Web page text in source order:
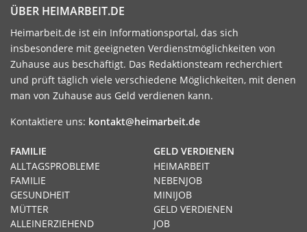
ÜBER HEIMARBEIT.DE
Heimarbeit.de ist ein Informationsportal, das sich
insbesondere mit geeigneten Verdienstmöglichkeiten von
Zuhause aus beschäftigt. Das Redaktionsteam recherchiert
und prüft täglich viele verschiedene Möglichkeiten, mit denen
man von Zuhause aus Geld verdienen kann.
Kontaktiere uns: kontakt@heimarbeit.de
GELD VERDIENEN
HEIMARBEIT
NEBENJOB
MINIJOB
GELD VERDIENEN
JOB
FAMILIE
ALLTAGSPROBLEME
FAMILIE
GESUNDHEIT
MÜTTER
ALLEINERZIEHEND